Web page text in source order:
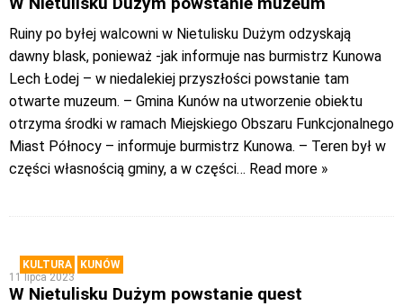
Ruiny po byłej walcowni w Nietulisku Dużym odzyskają
dawny blask, ponieważ -jak informuje nas burmistrz Kunowa
Lech Łodej – w niedalekiej przyszłości powstanie tam
otwarte muzeum. – Gmina Kunów na utworzenie obiektu
otrzyma środki w ramach Miejskiego Obszaru Funkcjonalnego
Miast Północy – informuje burmistrz Kunowa. – Teren był w
części własnością gminy, a w części… Read more »
KULTURA
KUNÓW
11 lipca 2023
W Nietulisku Dużym powstanie quest